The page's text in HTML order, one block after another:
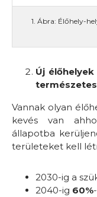
1. Ábra: Élőhely-
Új
Vannak olyan
kevés van
állapotba
területeket kell
2030-ig a
2040-ig 60%